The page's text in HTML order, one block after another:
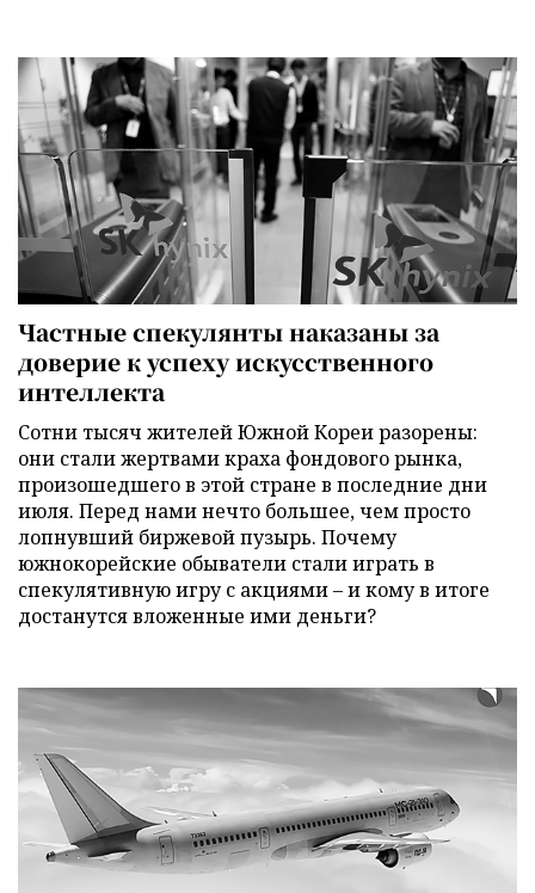
Частные спекулянты наказаны за
доверие к успеху искусственного
интеллекта
Сотни тысяч жителей Южной Кореи разорены:
они стали жертвами краха фондового рынка,
произошедшего в этой стране в последние дни
июля. Перед нами нечто большее, чем просто
лопнувший биржевой пузырь. Почему
южнокорейские обыватели стали играть в
спекулятивную игру с акциями – и кому в итоге
достанутся вложенные ими деньги?